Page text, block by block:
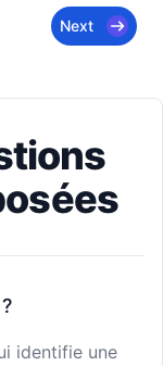
Next
identifie une